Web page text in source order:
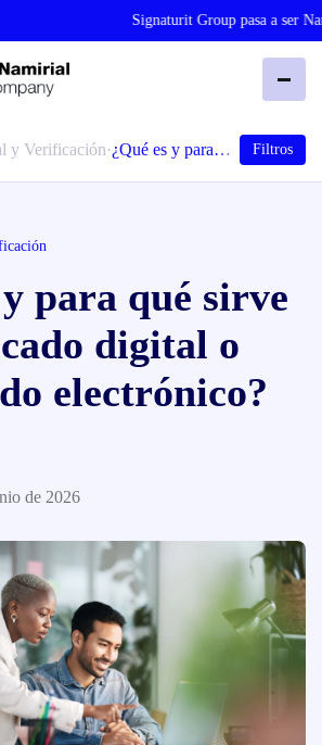
Signaturit Group pasa a ser
y Verificación·¿Qué es y para… Filtros
y para qué sirve
digital o
electrónico?
de 2026